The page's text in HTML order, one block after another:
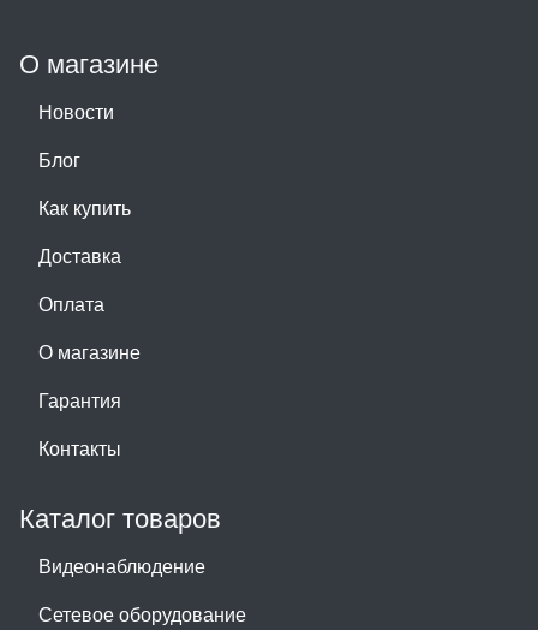
О магазине
Новости
Блог
Как купить
Доставка
Оплата
О магазине
Гарантия
Контакты
Каталог товаров
Видеонаблюдение
Сетевое оборудование